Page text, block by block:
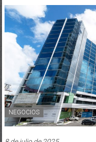
NEGOCIOS